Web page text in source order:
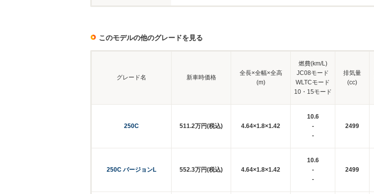
このモデルの他のグレードを見る
グレード名 新車時価格
全長×全幅×全高
(m)
燃費(km/L)
JC08モード
WLTCモード
10・15モード
排気量
(cc)
250C 511.2万円(税込) 4.64×1.8×1.42
10.6
-
-
2499
250C バージョンL 552.3万円(税込) 4.64×1.8×1.42
10.6
-
-
2499